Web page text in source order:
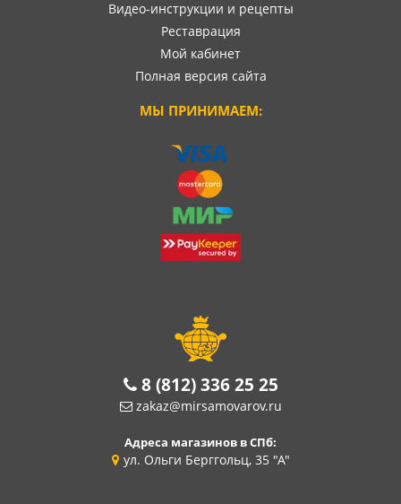
Видео-инструкции и рецепты
Реставрация
Мой кабинет
Полная версия сайта
МЫ ПРИНИМАЕМ:
8 (812) 336 25 25
zakaz@mirsamovarov.ru
Адреса магазинов в СПб:
ул. Ольги Берггольц, 35 "А"